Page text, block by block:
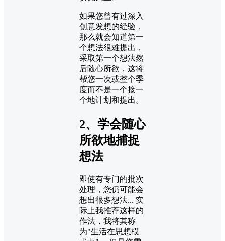
如果您曾有过深入
创意发想的经验，
那么就会知道第一
个想法很难提出，
采取第一个想法然
后随心所欲，这将
帮您一次或整个季
度而不是一个接一
个地计划和提出。
2、学会随心
所欲地捕捉
想法
即使有专门的批次
处理，您仍可能会
想出很多想法... 实
际上我推荐这样的
作法，我将其称
为"生活在思想模